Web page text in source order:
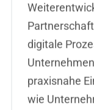
digitale
praxisnahe
wie